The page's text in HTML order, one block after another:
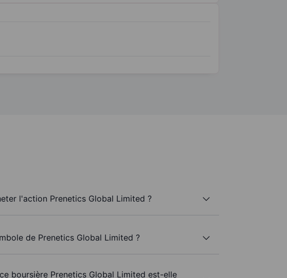
l'action Prenetics Global Limited ?
de Prenetics Global Limited ?
boursière Prenetics Global Limited est-elle